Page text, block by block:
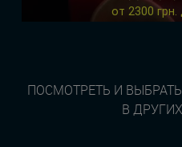
от 2300 грн.
ПОСМОТРЕТЬ И
В